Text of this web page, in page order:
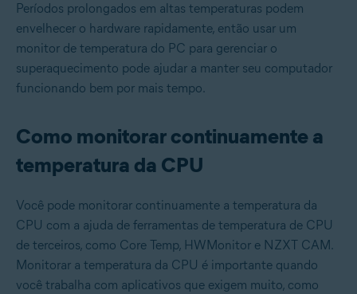
Períodos prolongados em altas temperaturas podem
envelhecer o hardware rapidamente, então usar um
monitor de temperatura do PC para gerenciar o
superaquecimento pode ajudar a manter seu computador
funcionando bem por mais tempo.
Como monitorar continuamente a
temperatura da CPU
Você pode monitorar continuamente a temperatura da
CPU com a ajuda de ferramentas de temperatura de CPU
de terceiros, como Core Temp, HWMonitor e NZXT CAM.
Monitorar a temperatura da CPU é importante quando
você trabalha com aplicativos que exigem muito, como